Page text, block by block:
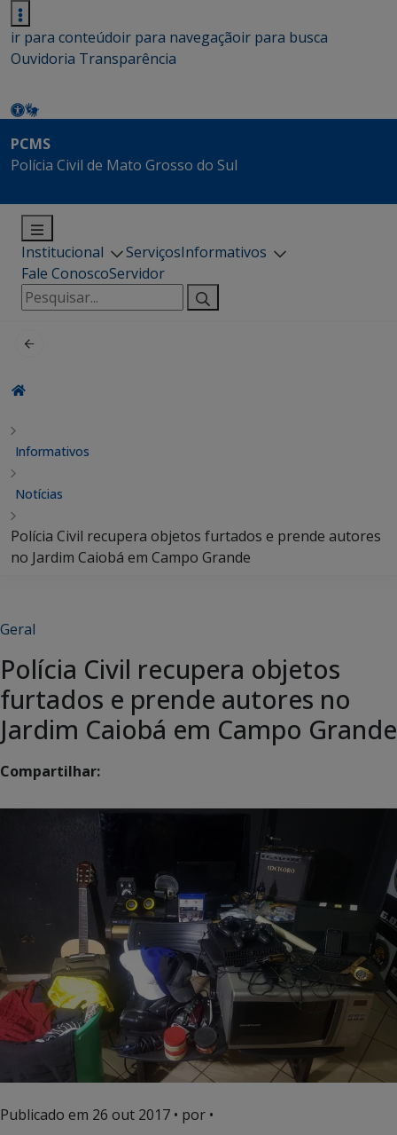
ir para conteúdoir para navegaçãoir para busca
Ouvidoria Transparência
PCMS
Polícia Civil de Mato Grosso do Sul
Institucional ServiçosInformativos
Fale ConoscoServidor
Pesquisar
por:
Informativos
Notícias
Polícia Civil recupera objetos furtados e prende autores
no Jardim Caiobá em Campo Grande
Geral
Polícia Civil recupera objetos
furtados e prende autores no
Jardim Caiobá em Campo Grande
Compartilhar:
Publicado em 26 out 2017 • por •